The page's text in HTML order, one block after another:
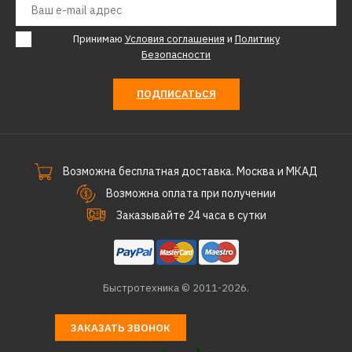
AESTO
Газовый обогреватель
AESTO a-06 (silver)
КУПИТЬ
Принимаю Условия соглашения и Политику
Безопасности
ПОДПИСАТЬСЯ
Возможна бесплатная доставка. Москва и МКАД
Возможна оплата при получении
Заказывайте 24 часа в сутки
Быстротехника © 2011-2026.
ЗАКАЗАТЬ ЗВОНОК